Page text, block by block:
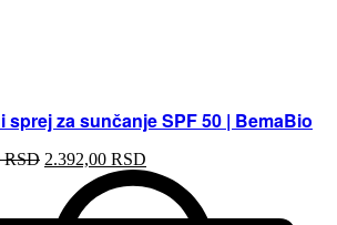
sprej za sunčanje SPF 50 | BemaBio
RSD 2.392,00 RSD